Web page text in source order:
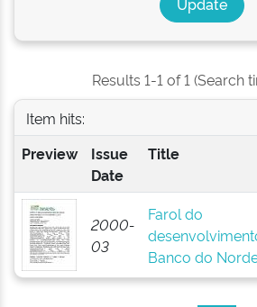
Results 1-1 of 1 (Search
Item hits:
Preview
Issue
Date
Title
2000-
03
Farol do
Banco do